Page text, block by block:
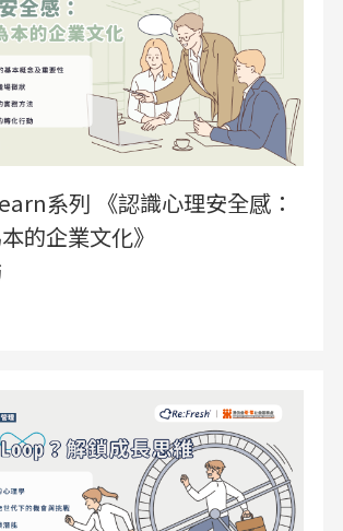
系列 《認識心理安全感：
的企業文化》